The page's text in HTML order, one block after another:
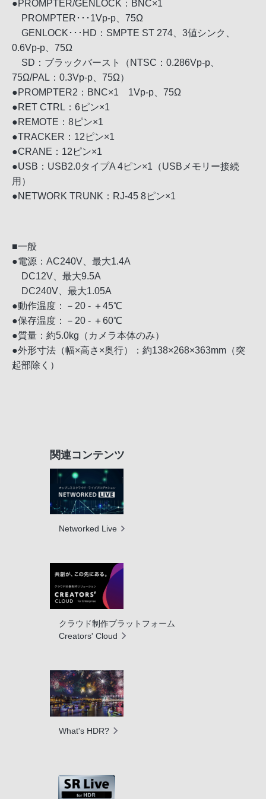
●PROMPTER/GENLOCK：BNC×1
PROMPTER･･･1Vp-p、75Ω
GENLOCK･･･HD：SMPTE ST 274、3値シンク、
0.6Vp-p、75Ω
SD：ブラックバースト（NTSC：0.286Vp-p、
75Ω/PAL：0.3Vp-p、75Ω）
●PROMPTER2：BNC×1 1Vp-p、75Ω
●RET CTRL：6ピン×1
●REMOTE：8ピン×1
●TRACKER：12ピン×1
●CRANE：12ピン×1
●USB：USB2.0タイプA 4ピン×1（USBメモリー接続
用）
●NETWORK TRUNK：RJ-45 8ピン×1
■一般
●電源：AC240V、最大1.4A
DC12V、最大9.5A
DC240V、最大1.05A
●動作温度：－20 - ＋45℃
●保存温度：－20 - ＋60℃
●質量：約5.0kg（カメラ本体のみ）
●外形寸法（幅×高さ×奥行）：約138×268×363mm（突
起部除く）
関連コンテンツ
Networked Live
クラウド制作プラットフォーム
Creators' Cloud
What's HDR?